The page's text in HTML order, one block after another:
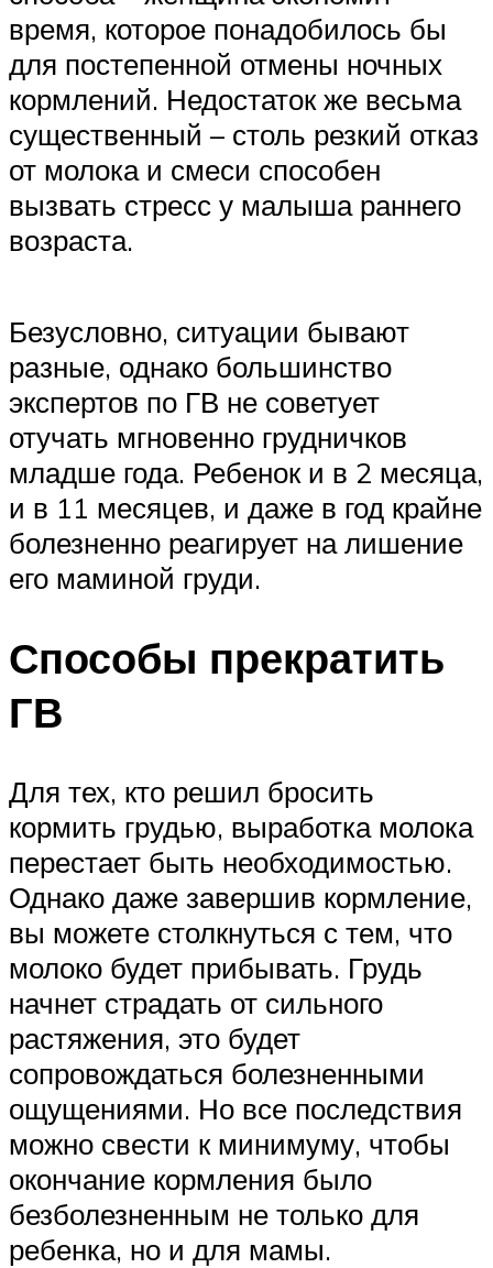
время, которое понадобилось бы
для постепенной отмены ночных
кормлений. Недостаток же весьма
существенный – столь резкий отказ
от молока и смеси способен
вызвать стресс у малыша раннего
возраста.
Безусловно, ситуации бывают
разные, однако большинство
экспертов по ГВ не советует
отучать мгновенно грудничков
младше года. Ребенок и в 2 месяца,
и в 11 месяцев, и даже в год крайне
болезненно реагирует на лишение
его маминой груди.
Способы прекратить
ГВ
Для тех, кто решил бросить
кормить грудью, выработка молока
перестает быть необходимостью.
Однако даже завершив кормление,
вы можете столкнуться с тем, что
молоко будет прибывать. Грудь
начнет страдать от сильного
растяжения, это будет
сопровождаться болезненными
ощущениями. Но все последствия
можно свести к минимуму, чтобы
окончание кормления было
безболезненным не только для
ребенка, но и для мамы.